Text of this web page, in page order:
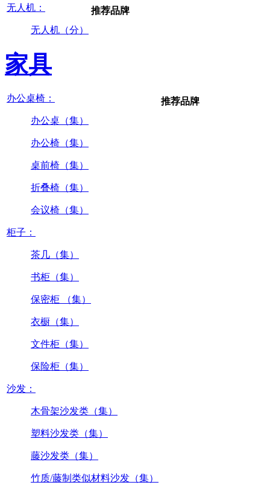
无人机：
无人机（分）
推荐品牌
家具
办公桌椅：
办公桌（集）
办公椅（集）
桌前椅（集）
折叠椅（集）
会议椅（集）
柜子：
茶几（集）
书柜（集）
保密柜 （集）
衣橱（集）
文件柜（集）
保险柜（集）
沙发：
木骨架沙发类（集）
塑料沙发类（集）
藤沙发类（集）
竹质/藤制类似材料沙发（集）
推荐品牌